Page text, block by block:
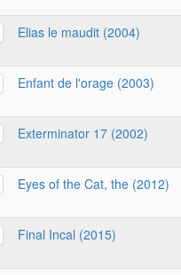
Elias le maudit (2004)
Enfant de l'orage (2003)
Exterminator 17 (2002)
Eyes of the Cat, the (2012)
Final Incal (2015)